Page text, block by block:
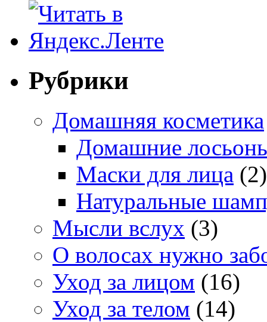
Рубрики
Домашняя косметика
Домашние
Маски для лица (2)
Натуральные
Мысли вслух (3)
О волосах нужно
Уход за лицом (16)
Уход за телом (14)